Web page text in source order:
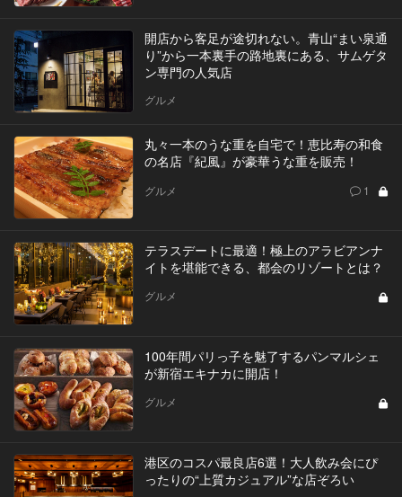
開店から客足が途切れない。青山“まい泉通
り”から一本裏手の路地裏にある、サムゲタ
ン専門の人気店
グルメ
丸々一本のうな重を自宅で！恵比寿の和食
の名店『紀風』が豪華うな重を販売！
グルメ 1
テラスデートに最適！極上のアラビアンナ
イトを堪能できる、都会のリゾートとは？
グルメ
100年間パリっ子を魅了するパンマルシェ
が新宿エキナカに開店！
グルメ
港区のコスパ最良店6選！大人飲み会にぴ
ったりの“上質カジュアル”な店ぞろい